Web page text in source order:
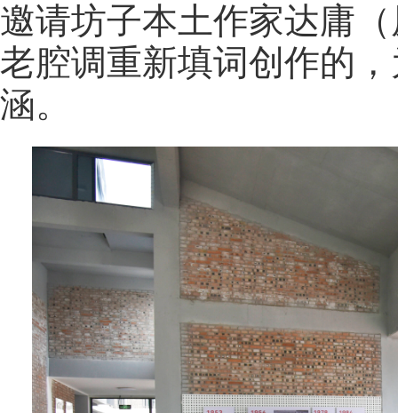
邀请坊子本土作家达庸
老腔调重新填词创作的
涵。